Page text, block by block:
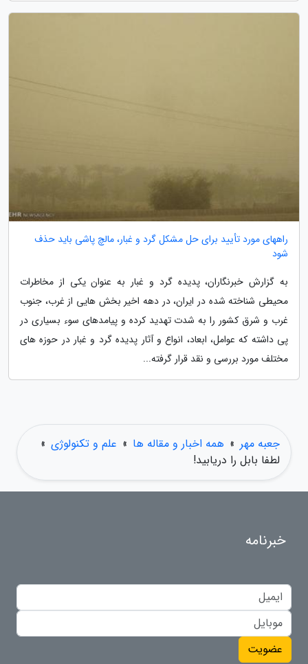
راههای مورد تأیید برای حل مشکل گرد و غبار، مالچ پاشی باید حذف
شود
به گزارش خبرنگاران، پدیده گرد و غبار به عنوان یکی از مخاطرات
محیطی شناخته شده در ایران، در دهه اخیر بخش هایی از غرب، جنوب
غرب و شرق کشور را به شدت تهدید کرده و پیامدهای سوء بسیاری در
پی داشته که عوامل، ابعاد، انواع و آثار پدیده گرد و غبار در حوزه های
مختلف مورد بررسی و نقد قرار گرفته...
جعبه مهر » همه اخبار و مقاله ها » علم و تکنولوژی »
لطفا بابل را دریابید!
خبرنامه
عضویت